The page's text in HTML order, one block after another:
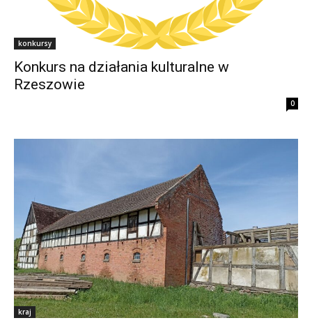
konkursy
Konkurs na działania kulturalne w
Rzeszowie
0
kraj